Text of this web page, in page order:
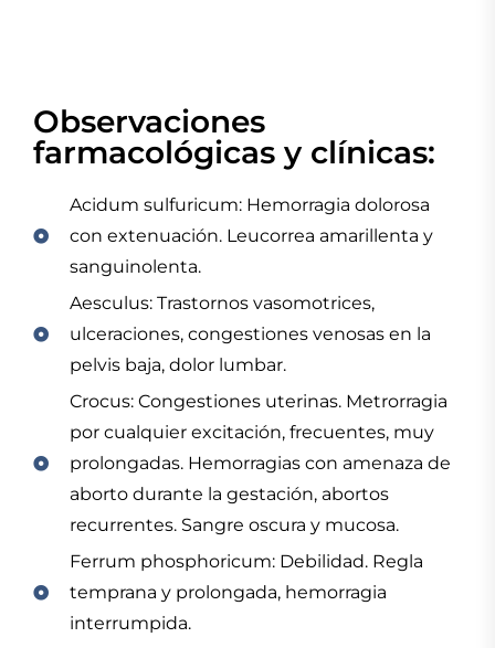
Observaciones
farmacológicas y clínicas:
Acidum sulfuricum: Hemorragia dolorosa
con extenuación. Leucorrea amarillenta y
sanguinolenta.
Aesculus: Trastornos vasomotrices,
ulceraciones, congestiones venosas en la
pelvis baja, dolor lumbar.
Crocus: Congestiones uterinas. Metrorragia
por cualquier excitación, frecuentes, muy
prolongadas. Hemorragias con amenaza de
aborto durante la gestación, abortos
recurrentes. Sangre oscura y mucosa.
Ferrum phosphoricum: Debilidad. Regla
temprana y prolongada, hemorragia
interrumpida.